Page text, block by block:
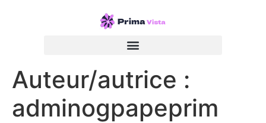
Auteur/autrice :
adminogpapeprim